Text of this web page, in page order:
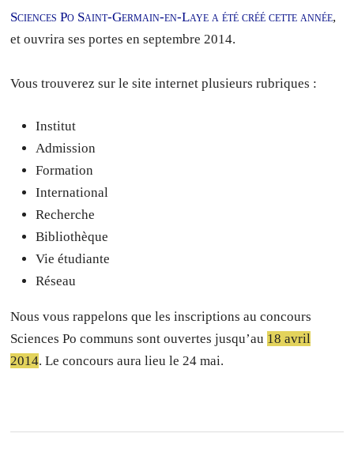
Sciences Po Saint-Germain-en-Laye a été créé cette année,
et ouvrira ses portes en septembre 2014.
Vous trouverez sur le site internet plusieurs rubriques :
Institut
Admission
Formation
International
Recherche
Bibliothèque
Vie étudiante
Réseau
Nous vous rappelons que les inscriptions au concours
Sciences Po communs sont ouvertes jusqu’au 18 avril
2014. Le concours aura lieu le 24 mai.